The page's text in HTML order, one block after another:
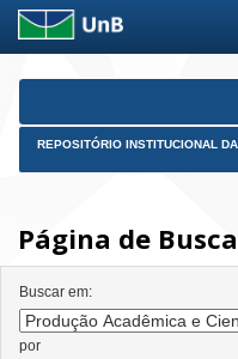
Skip
REPOSITÓRIO INSTITUCIONAL
Página de Busca
Buscar em:
por